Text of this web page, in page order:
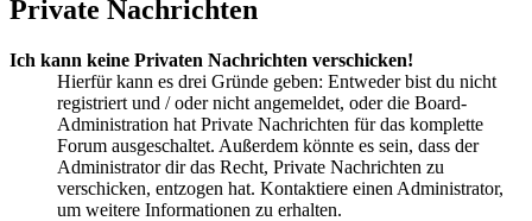
Private Nachrichten
Ich kann keine Privaten Nachrichten verschicken!
Hierfür kann es drei Gründe geben: Entweder bist du nicht
registriert und / oder nicht angemeldet, oder die Board-
Administration hat Private Nachrichten für das komplette
Forum ausgeschaltet. Außerdem könnte es sein, dass der
Administrator dir das Recht, Private Nachrichten zu
verschicken, entzogen hat. Kontaktiere einen Administrator,
um weitere Informationen zu erhalten.